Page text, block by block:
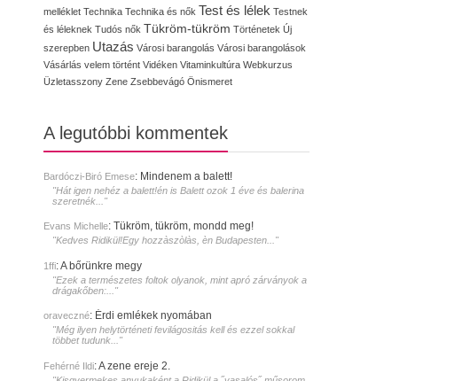
melléklet Technika Technika és nők Test és lélek Testnek
és léleknek Tudós nők Tükröm-tükröm Történetek Új
szerepben Utazás Városi barangolás Városi barangolások
Vásárlás velem történt Vidéken Vitaminkultúra Webkurzus
Üzletasszony Zene Zsebbevágó Önismeret
A legutóbbi kommentek
Bardóczi-Biró Emese: Mindenem a balett!
"Hát igen nehéz a balett!én is Balett ozok 1 éve és balerina
szeretnék..."
Evans Michelle: Tükröm, tükröm, mondd meg!
"Kedves Ridikül!Egy hozzàszòlàs, èn Budapesten..."
1ffi:A bőrünkre megy
"Ezek a természetes foltok olyanok, mint apró zárványok a
drágakőben:..."
oraveczné: Érdi emlékek nyomában
"Még ilyen helytörténeti fevilágositás kell és ezzel sokkal
többet tudunk..."
Fehérné Ildi:A zene ereje 2.